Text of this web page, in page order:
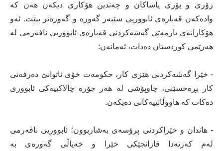
زۆری و بۆری یاساکان و چەندین هۆکاری دیکەن هەن کە
وادەکەن قەبارەی ئابووریی سێبەر گەورە و گەورەتر ببێت. ئەو
هۆکارانەی یارمەتی گەشەکردنی قەبارەی ئابووریی نافەرمی لە
هەرێمی کوردستان دەدات، ئەمانەن:
- خێرا گەشەکردنی هێزی کار، حکومەت خۆی ناتوانێ دەرفەتی
کار بڕەخسێنی، چاوپۆشی لە هەر جۆرە چالاکییەکی ئابووری
دەکات کە هاووڵاتییەکانی دەیکەن.
- هاندان و خێراکردنی پرۆسەی بەشاربوون؛ ئابووریی نافەرمی
لەم کەرتەدا قازانجێکی خێرا و خەیاڵی گەورەی بە